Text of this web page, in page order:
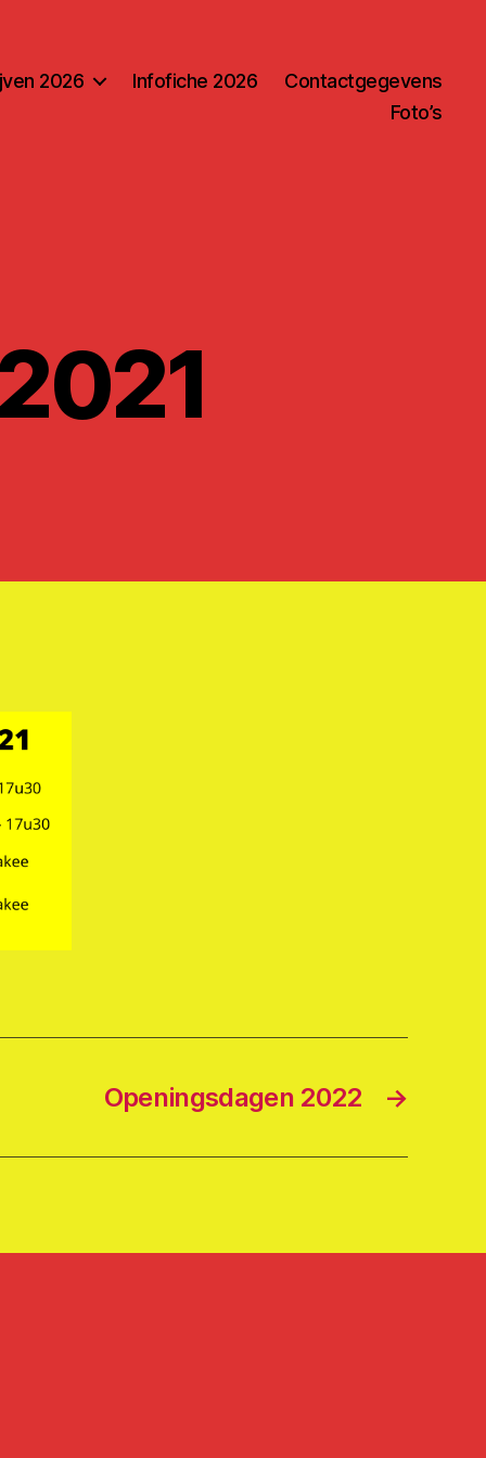
2026 Infofiche 2026
Contactgegevens
Foto’s
→
Openingsdagen 2022